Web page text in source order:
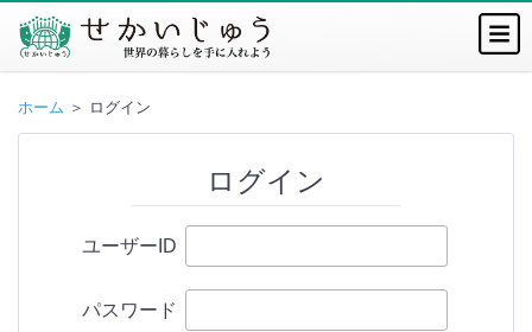
ホーム ＞ ログイン
ログイン
ユーザーID
パスワード